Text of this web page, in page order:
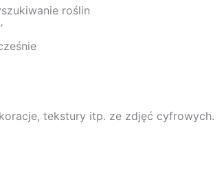
roślin
tekstury itp. ze zdjęć cyfrowych.